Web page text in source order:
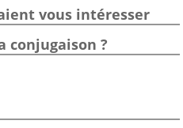
vous intéresser
conjugaison ?